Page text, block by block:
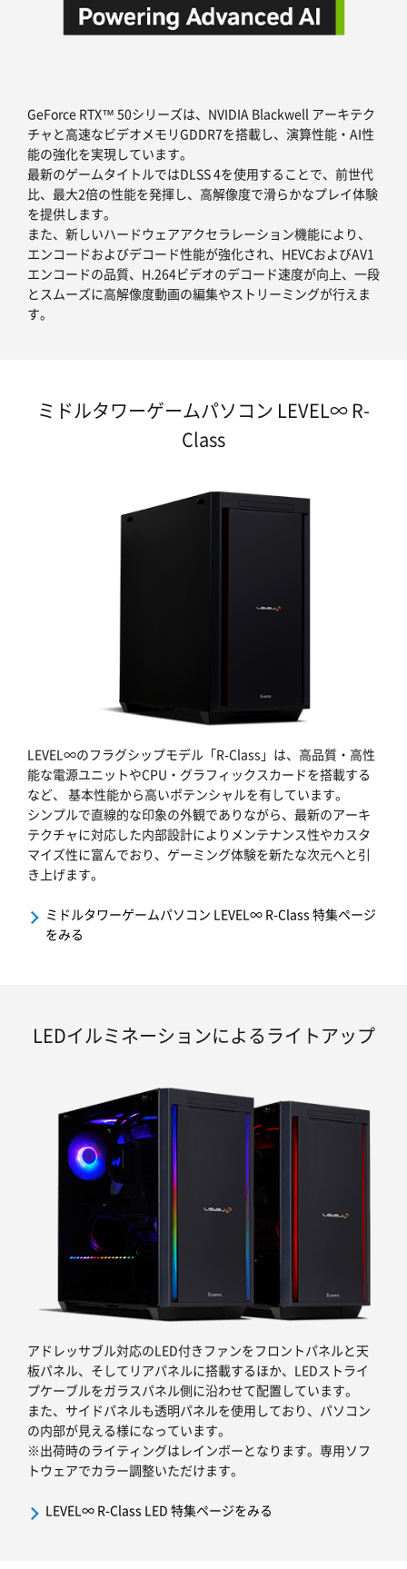
GeForce RTX™ 50シリーズは、NVIDIA Blackwell アーキテク
チャと高速なビデオメモリGDDR7を搭載し、演算性能・AI性
能の強化を実現しています。
最新のゲームタイトルではDLSS 4を使用することで、前世代
比、最大2倍の性能を発揮し、高解像度で滑らかなプレイ体験
を提供します。
また、新しいハードウェアアクセラレーション機能により、
エンコードおよびデコード性能が強化され、HEVCおよびAV1
エンコードの品質、H.264ビデオのデコード速度が向上、一段
とスムーズに高解像度動画の編集やストリーミングが行えま
す。
ミドルタワーゲームパソコン LEVEL∞ R-
Class
LEVEL∞のフラグシップモデル「R-Class」は、高品質・高性
能な電源ユニットやCPU・グラフィックスカードを搭載する
など、 基本性能から高いポテンシャルを有しています。
シンプルで直線的な印象の外観でありながら、最新のアーキ
テクチャに対応した内部設計によりメンテナンス性やカスタ
マイズ性に富んでおり、ゲーミング体験を新たな次元へと引
き上げます。
ミドルタワーゲームパソコン LEVEL∞ R-Class 特集ページ
をみる
LEDイルミネーションによるライトアップ
アドレッサブル対応のLED付きファンをフロントパネルと天
板パネル、そしてリアパネルに搭載するほか、LEDストライ
プケーブルをガラスパネル側に沿わせて配置しています。
また、サイドパネルも透明パネルを使用しており、パソコン
の内部が見える様になっています。
※出荷時のライティングはレインボーとなります。専用ソフ
トウェアでカラー調整いただけます。
LEVEL∞ R-Class LED 特集ページをみる